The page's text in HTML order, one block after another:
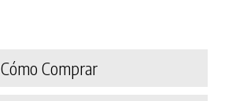
Cómo Comprar